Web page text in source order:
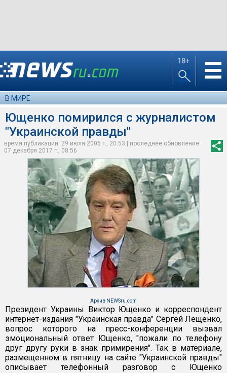
18+ ☰
В МИРЕ
Ющенко помирился с журналистом
"Украинской правды"
время публикации: 29 июля 2005 г., 20:53 | последнее обновление:
07 декабря 2017 г., 08:56
Архив NEWSru.com
Президент Украины Виктор Ющенко и корреспондент
интернет-издания "Украинская правда" Сергей Лещенко,
вопрос которого на пресс-конференции вызвал
эмоциональный ответ Ющенко, "пожали по телефону
друг другу руки в знак примирения". Так в материале,
размещенном в пятницу на сайте "Украинской правды"
описывает телефонный разговор с Ющенко